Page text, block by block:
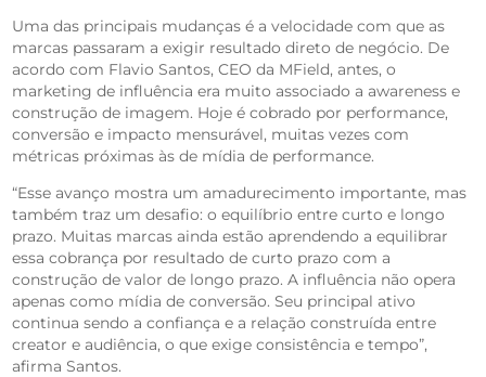
Uma das principais mudanças é a velocidade com que as
marcas passaram a exigir resultado direto de negócio. De
acordo com Flavio Santos, CEO da MField, antes, o
marketing de influência era muito associado a awareness e
construção de imagem. Hoje é cobrado por performance,
conversão e impacto mensurável, muitas vezes com
métricas próximas às de mídia de performance.
“Esse avanço mostra um amadurecimento importante, mas
também traz um desafio: o equilíbrio entre curto e longo
prazo. Muitas marcas ainda estão aprendendo a equilibrar
essa cobrança por resultado de curto prazo com a
construção de valor de longo prazo. A influência não opera
apenas como mídia de conversão. Seu principal ativo
continua sendo a confiança e a relação construída entre
creator e audiência, o que exige consistência e tempo”,
afirma Santos.